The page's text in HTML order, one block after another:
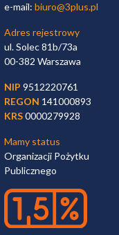
e-mail: biuro@3plus.pl
Adres rejestrowy
ul. Solec 81b/73a
00-382 Warszawa
NIP 9512220761
REGON 141000893
KRS0000279928
Mamy status
Organizacji Pożytku
Publicznego